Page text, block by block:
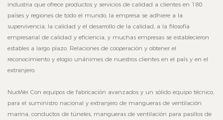
industria que ofrece productos y servicios de calidad a clientes en 180
países y regiones de todo el mundo, la empresa se adhiere a la
supervivencia, la calidad y el desarrollo de la calidad, a la filosofía
empresarial de calidad y eficiencia, y muchas empresas se establecieron
estables a largo plazo. Relaciones de cooperación y obtener el
reconocimiento y elogio unánimes de nuestros clientes en el país y en el
extranjero.
NuoWei Con equipos de fabricación avanzados y un sólido equipo técnico,
para el suministro nacional y extranjero de mangueras de ventilación
marina, conductos de túneles, mangueras de ventilación para pasillos de